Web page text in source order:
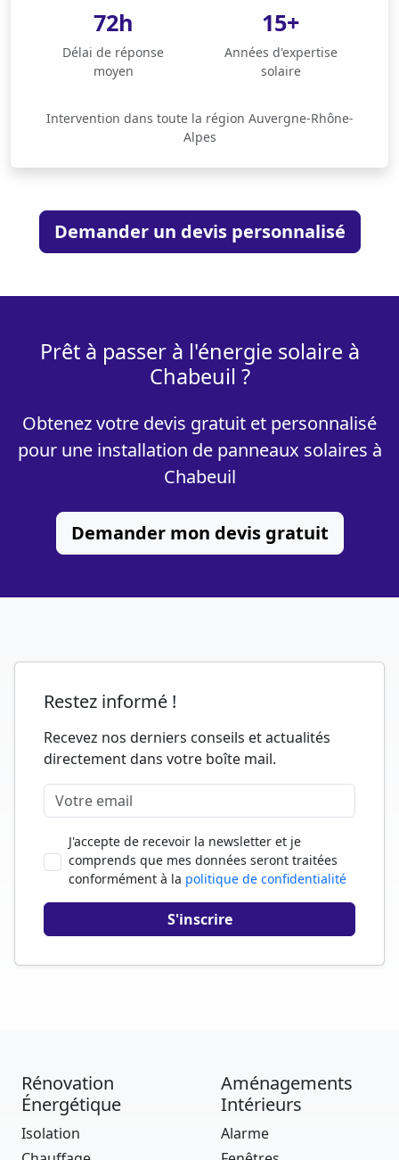
72h
Délai de réponse
moyen
15+
Années d'expertise
solaire
Intervention dans toute la région Auvergne-Rhône-
Alpes
Demander un devis personnalisé
Prêt à passer à l'énergie solaire à
Chabeuil ?
Obtenez votre devis gratuit et personnalisé
pour une installation de panneaux solaires à
Chabeuil
Demander mon devis gratuit
Restez informé !
Recevez nos derniers conseils et actualités
directement dans votre boîte mail.
J'accepte de recevoir la newsletter et je
comprends que mes données seront traitées
conformément à la politique de confidentialité
Rénovation
Énergétique
Isolation
Aménagements
Intérieurs
Alarme